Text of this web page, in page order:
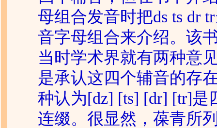
母组合发音时把ds ts dr
音字母组合来介绍。该
当时学术界就有两种意
是承认这四个辅音的存
种认为[dz] [ts] [dr] [tr]是
连缀。很显然，葆青所